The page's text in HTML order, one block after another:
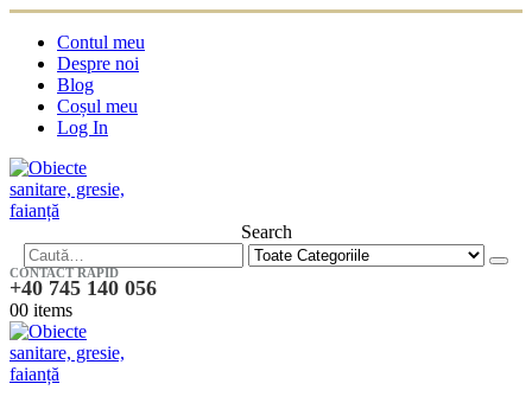
Contul meu
Despre noi
Blog
Coșul meu
Log In
Search
CONTACT RAPID
+40 745 140 056
00 items